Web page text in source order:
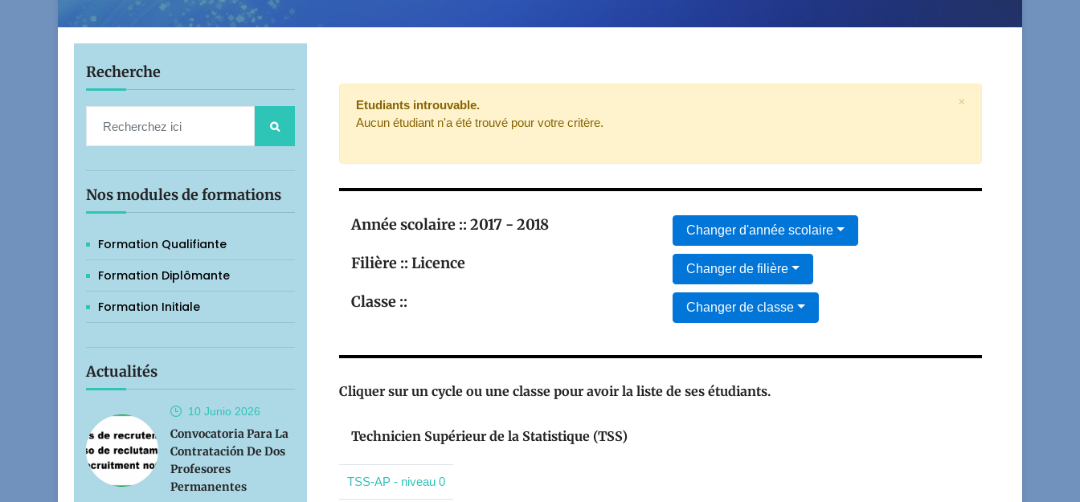
Recherche
Nos modules de formations
Formation Qualifiante
Formation Diplômante
Formation Initiale
Actualités
10 Junio 2026
Convocatoria Para La
Contratación De Dos
Profesores
Permanentes
Etudiants introuvable.
Aucun étudiant n'a été trouvé pour votre critère.
×
Année scolaire :: 2017 - 2018 Changer d'année scolaire
Filière :: Licence Changer de filière
Classe :: Changer de classe
Cliquer sur un cycle ou une classe pour avoir la liste de ses étudiants.
Technicien Supérieur de la Statistique (TSS)
TSS-AP - niveau 0